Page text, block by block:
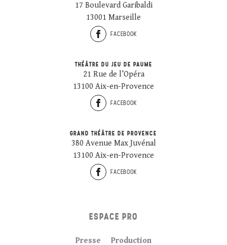
17 Boulevard Garibaldi
13001 Marseille
FACEBOOK
THÉÂTRE DU JEU DE PAUME
21 Rue de l’Opéra
13100 Aix-en-Provence
FACEBOOK
GRAND THÉÂTRE DE PROVENCE
380 Avenue Max Juvénal
13100 Aix-en-Provence
FACEBOOK
ESPACE PRO
Presse Production